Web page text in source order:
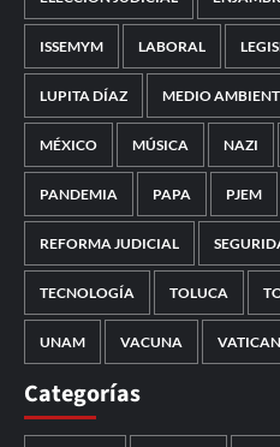
ISSEMYM LABORAL
LUPITA DÍAZ MEDIO
MÉXICO MÚSICA NAZI
PANDEMIA PAPA PJEM
REFORMA JUDICIAL
TECNOLOGÍA TOLUCA
UNAM VACUNA
Categorías